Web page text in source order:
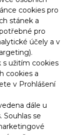
cookies pro
stánek a
pro
účely a v
s užitím cookies
cookies a
v Prohlášení
dále u
se